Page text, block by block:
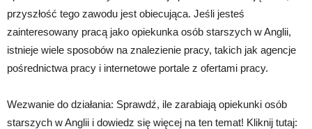
przyszłość tego zawodu jest obiecująca. Jeśli jesteś
zainteresowany pracą jako opiekunka osób starszych w Anglii,
istnieje wiele sposobów na znalezienie pracy, takich jak agencje
pośrednictwa pracy i internetowe portale z ofertami pracy.
Wezwanie do działania: Sprawdź, ile zarabiają opiekunki osób
starszych w Anglii i dowiedz się więcej na ten temat! Kliknij tutaj: